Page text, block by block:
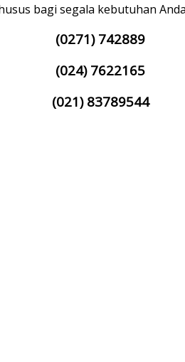
bagi segala kebutuhan
(0271) 742889
(024) 7622165
(021) 83789544